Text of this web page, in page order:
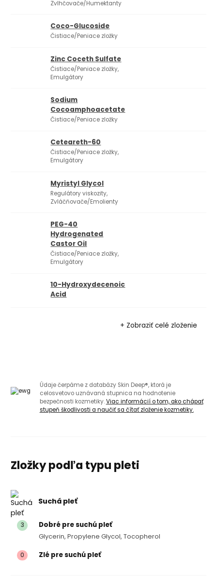
Zvlhčovače/Humektanty
Coco-Glucoside
Čistiace/Peniace zložky
Zinc Coceth Sulfate
Čistiace/Peniace zložky,
Emulgátory
Sodium
Cocoamphoacetate
Čistiace/Peniace zložky
Ceteareth-60
Čistiace/Peniace zložky,
Emulgátory
Myristyl Glycol
Regulátory viskozity,
Zvláčňovače/Emolienty
PEG-40
Hydrogenated
Castor Oil
Čistiace/Peniace zložky,
Emulgátory
10-Hydroxydecenoic
Acid
+ Zobraziť celé zloženie
Údaje čerpáme z databázy Skin Deep®, ktorá je
celosvetovo uznávaná stupnica na hodnotenie
bezpečnosti kozmetiky.Viac informácií o tom, ako chápať
stupeň škodlivosti a naučiť sa čítať zloženie kozmetiky.
Zložky podľa typu pleti
Suchá pleť
3 Dobré pre suchú pleť
Glycerin, Propylene Glycol, Tocopherol
0 Zlé pre suchú pleť